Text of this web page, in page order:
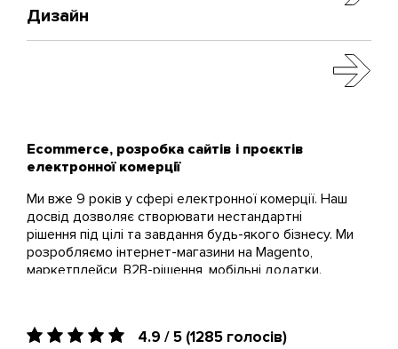
Ecommerce, розробка сайтів і проєктів
електронної комерції
Ми вже 9 років у сфері електронної комерції. Наш
досвід дозволяє створювати нестандартні
рішення під цілі та завдання будь-якого бізнесу. Ми
розробляємо інтернет-магазини на Magento,
маркетплейси, B2B-рішення, мобільні додатки.
комфортним, а з доопрацьованим рушієм Magento
— швидким. Разом із клієнтом створюємо
Дизайн
4.9 / 5 (1285 голосів)